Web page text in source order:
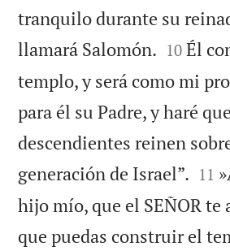
tranquilo durante su
llamará Salomón. 

10 Él
templo, y será como mi
para él su Padre, y haré
descendientes reinen
generación de Israel”. 

11
hijo mío, que el SEÑOR te
que puedas construir el